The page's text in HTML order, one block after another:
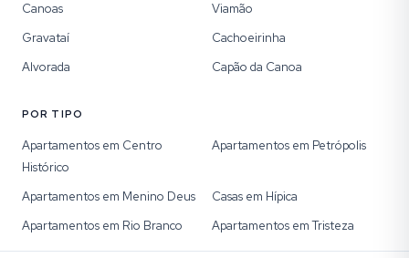
Canoas
Viamão
Gravataí
Cachoeirinha
Alvorada
Capão da Canoa
POR TIPO
Apartamentos em Centro
Histórico
Apartamentos em Petrópolis
Apartamentos em Menino Deus
Casas em Hípica
Apartamentos em Rio Branco
Apartamentos em Tristeza